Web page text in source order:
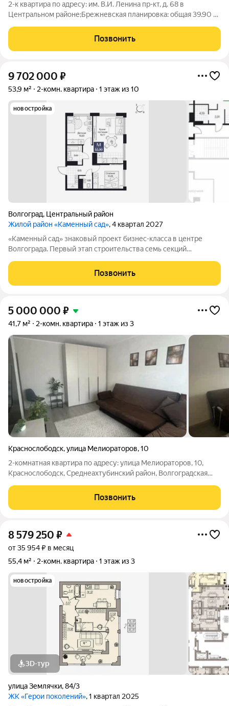
2-к квартира по адресу: им. В.И. Ленина пр-кт, д. 68 в
Центральном районе;Брежневская планировка: общая 39.90 /
метровКвартира в хорошем состоянии. Натяжные потолки.
Пластиковые окна. На полу
Позвонить
9 702 000 ₽
53,9 м² 2-комн. квартира 1 этаж из 10
новостройка
Волгоград, Центральный район
Жилой район «Каменный сад», 4 квартал 2027
«Каменный сад» знаковый проект бизнес-класса в центре
Волгограда. Первый этап строительства семь секций
внутренний приватный двор, свободный от машин. С верхних
этажей открываются панорамные
Позвонить
5 000 000 ₽
41,7 м² 2-комн. квартира 1 этаж из 3
Краснослободск,улица Мелиораторов,10
2-комнатная квартира по адресу: улица Мелиораторов, 10,
Краснослободск, Среднеахтубинский район, Волгоградская
кухня 8.30 кв. метров.Раздельные комнаты: 12.00 + 13.00 кв.
метров.Квартира в
Позвонить
8 579 250 ₽
от 35 954 ₽ в месяц
55,4 м²
2-комн. квартира 1 этаж из 3
новостройка
3D-тур
улица Землячки,84/3
ЖК «Герои поколений», 1 квартал 2025